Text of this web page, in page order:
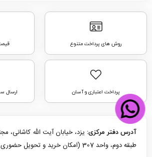
روش های پرداخت متنوع
پرداخت اعتباری و آسان ارسال
آدرس دفتر مرکزی: یزد، خیابان آیت الله کاشانی،
طبقه دوم، واحد 307 (امکان خرید و تحویل حضوری وجود ندارد)